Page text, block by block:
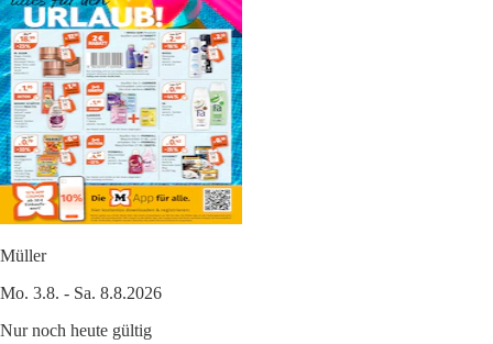
Müller
Mo. 3.8. - Sa. 8.8.2026
Nur noch heute gültig